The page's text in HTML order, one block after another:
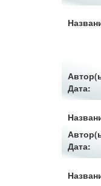
Дата:
Дата: